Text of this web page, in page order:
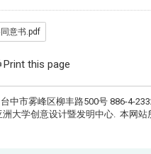
意书.pdf
Print this page
中市雾峰区柳丰路500号 886-4-
大学创意设计暨发明中心. 本网